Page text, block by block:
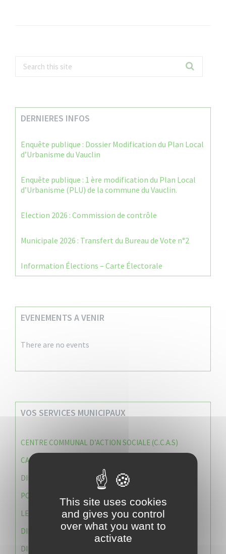
DERNIERES INFOS
Enquête publique : Dossier Modification du Plan Local
d’Urbanisme du Vauclin
Enquête publique : 1 ère modification du Plan Local
d’Urbanisme (PLU) de la commune du Vauclin.
Election 2026 : Commission de contrôle
Municipale 2026 : Transfert du Bureau de Vote n°2
Information Élections – Carte Électorale
EVENEMENTS A VENIR
There are no events
VOS SERVICES MUNICIPAUX
CENTRE COMMUNAL D’ACTION SOCIALE (C.C.A.S)
CAISSE DES ÉCOLES
DIRECTION DES SERVICES TECHNIQUES
POLICE MUNICIPALE
LE CABINET DU MAIRE
DIRECTION DES RESSOURCES ET MOYENS
DIRECTION DU DEVELLOPPEMENT URBAIN DURABL
This site uses cookies
and gives you control
over what you want to
activate